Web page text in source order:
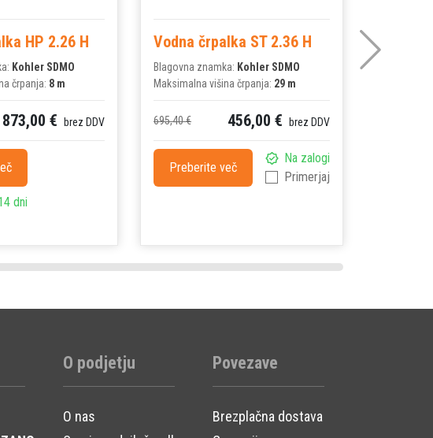
HP 2.26 H
Kohler SDMO
črpanja: 8 m
873,00 € brez DDV
dni
Vodna črpalka ST 2.36 H
Blagovna znamka: Kohler SDMO
Maksimalna višina črpanja: 29 m
695,40 € 456,00 € brez DDV
Preberite več
Na zalogi
Primerjaj
O podjetju
O nas
Povezave
Brezplačna dostava